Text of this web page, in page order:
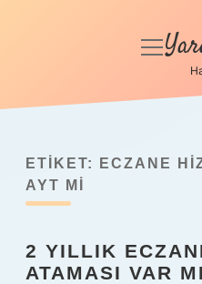
Anasayfa
Yasal Uyarı
menüyü
ETIKET:
ECZANE
AYT MI
2 YILLIK
ATAMASI VAR MI